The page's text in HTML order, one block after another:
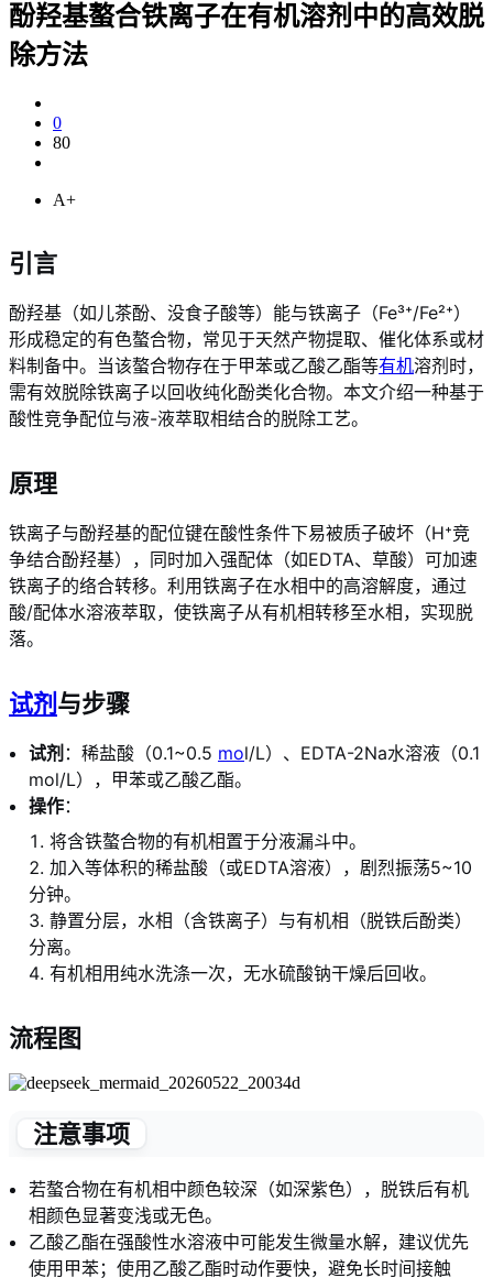
酚羟基螯合铁离子在有机溶剂中的高效脱
除方法
0
80
A+
引言
酚羟基（如儿茶酚、没食子酸等）能与铁离子（Fe³⁺/Fe²⁺）
形成稳定的有色螯合物，常见于天然产物提取、催化体系或材
料制备中。当该螯合物存在于甲苯或乙酸乙酯等有机溶剂时，
需有效脱除铁离子以回收纯化酚类化合物。本文介绍一种基于
酸性竞争配位与液-液萃取相结合的脱除工艺。
原理
铁离子与酚羟基的配位键在酸性条件下易被质子破坏（H⁺竞
争结合酚羟基），同时加入强配体（如EDTA、草酸）可加速
铁离子的络合转移。利用铁离子在水相中的高溶解度，通过
酸/配体水溶液萃取，使铁离子从有机相转移至水相，实现脱
落。
试剂 与步骤
试剂 ：稀盐酸（0.1~0.5 mol/L）、EDTA-2Na水溶液（0.1
mol/L），甲苯或乙酸乙酯。
操作：
将含铁螯合物的有机相置于分液漏斗中。
加入等体积的稀盐酸（或EDTA溶液），剧烈振荡5~10
分钟。
静置分层，水相（含铁离子）与有机相（脱铁后酚类）
分离。
有机相用纯水洗涤一次，无水硫酸钠干燥后回收。
流程图
注意事项
若螯合物在有机相中颜色较深（如深紫色），脱铁后有机
相颜色显著变浅或无色。
乙酸乙酯在强酸性水溶液中可能发生微量水解，建议优先
使用甲苯；使用乙酸乙酯时动作要快，避免长时间接触